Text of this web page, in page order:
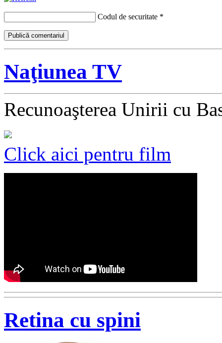
Codul de securitate *
Naţiunea TV
Recunoaşterea Unirii cu
Click aici pentru film
Retina cu spini